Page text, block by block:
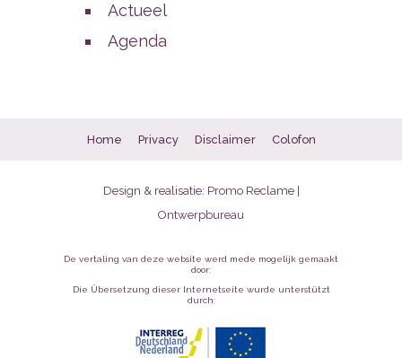
Actueel
Agenda
Home Privacy Disclaimer Colofon
Design & realisatie: Promo Reclame |
Ontwerpbureau
De vertaling van deze website werd mede mogelijk gemaakt
door:
Die Übersetzung dieser Internetseite wurde unterstützt
durch: